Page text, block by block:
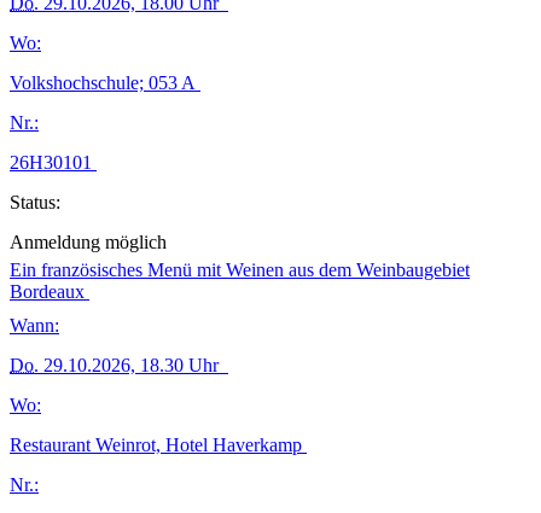
Wo:
Volkshochschule; 053 A
Nr.:
26H30101
Status:
Anmeldung möglich
Ein französisches Menü mit Weinen aus dem Weinbaugebiet
Bordeaux
Wann:
Do. 29.10.2026, 18.30 Uhr
Wo:
Restaurant Weinrot, Hotel Haverkamp
Nr.: